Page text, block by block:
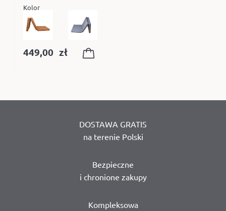
Kolor
449,00 zł
DOSTAWA GRATIS
na terenie Polski
Bezpieczne
i chronione zakupy
Kompleksowa